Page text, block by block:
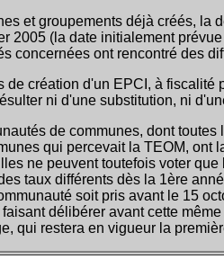
et groupements déjà créés, la
2005 (la date initialement
concernées ont rencontré des
de création d'un EPCI, à
ni d'une substitution, ni
de communes, dont
qui percevait la TEOM, ont
ne peuvent toutefois voter
taux différents dès la 1ère
soit pris avant le 15
délibérer avant cette
qui restera en vigueur la